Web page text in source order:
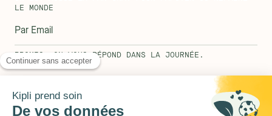
LE MONDE
Par Email
PROMIS, ON VOUS RÉPOND DANS LA JOURNÉE.
HELLO@KIPLI.COM